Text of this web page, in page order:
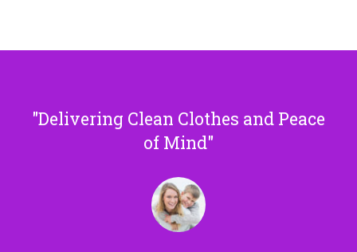
Delivering Clean Clothes and Peace
of Mind